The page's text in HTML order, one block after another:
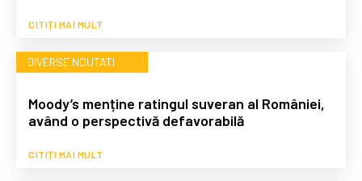
CITIȚI MAI MULT
DIVERSE NOUTATI
Moody’s menține ratingul suveran al României,
având o perspectivă defavorabilă
CITIȚI MAI MULT